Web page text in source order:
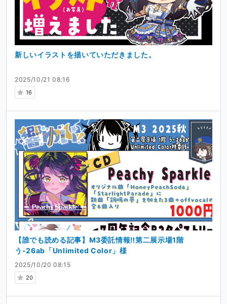
2025/10/21 08:16
16
新しいイラストを描いていただきました。
2025/10/20 08:15
20
【誰でも読める記事】M3委託情報‼️第二展示場1階
う-26ab「Unlimited Color」様